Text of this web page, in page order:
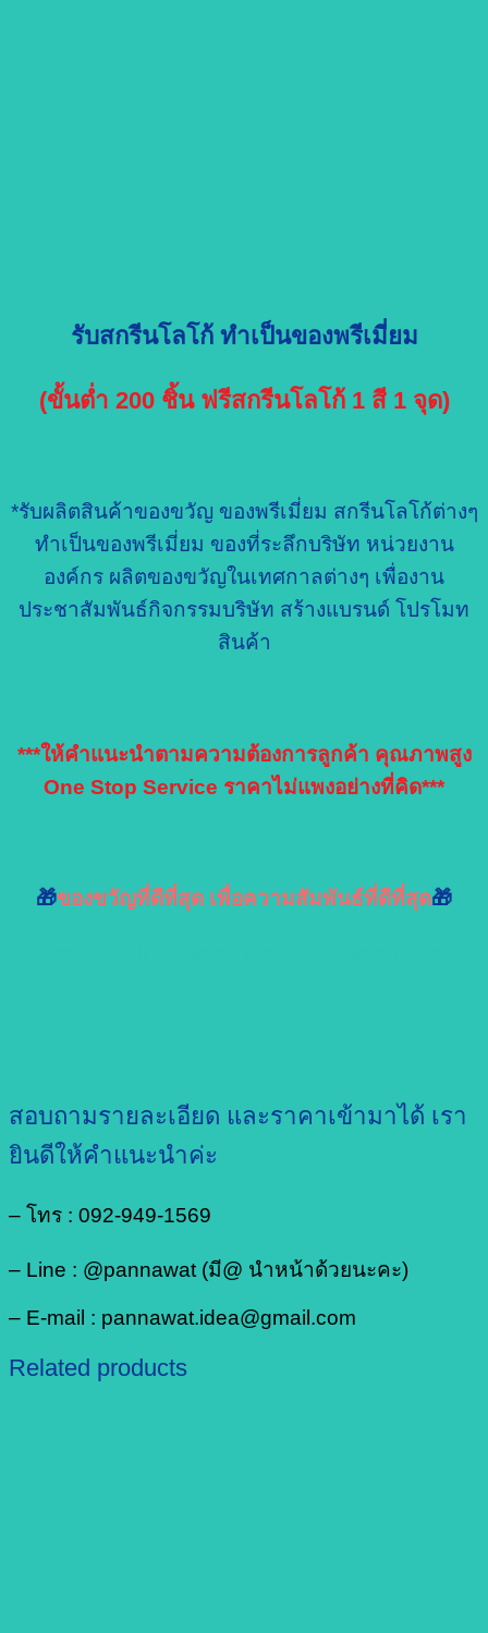
รับสกรีนโลโก้ ทำเป็นของพรีเมี่ยม
(ขั้นต่ำ 200 ชิ้น ฟรีสกรีนโลโก้ 1 สี 1 จุด)
*รับผลิตสินค้าของขวัญ ของพรีเมี่ยม สกรีนโลโก้ต่างๆ
ทำเป็นของพรีเมี่ยม ของที่ระลึกบริษัท หน่วยงาน
องค์กร ผลิตของขวัญในเทศกาลต่างๆ เพื่องาน
ประชาสัมพันธ์กิจกรรมบริษัท สร้างแบรนด์ โปรโมท
สินค้า
***ให้คำแนะนำตามความต้องการลูกค้า คุณภาพสูง
One Stop Service ราคาไม่แพงอย่างที่คิด***
🎁ของขวัญที่ดีที่สุด เพื่อความสัมพันธ์ที่ดีที่สุด🎁
สอบถามรายละเอียด และราคาเข้ามาได้ เรา
ยินดีให้คำแนะนำค่ะ
– โทร : 092-949-1569
– Line : @pannawat (มี@ นำหน้าด้วยนะคะ)
– E-mail : pannawat.idea@gmail.com
Related products